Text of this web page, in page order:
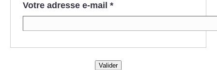
Votre adresse e-mail *
Valider